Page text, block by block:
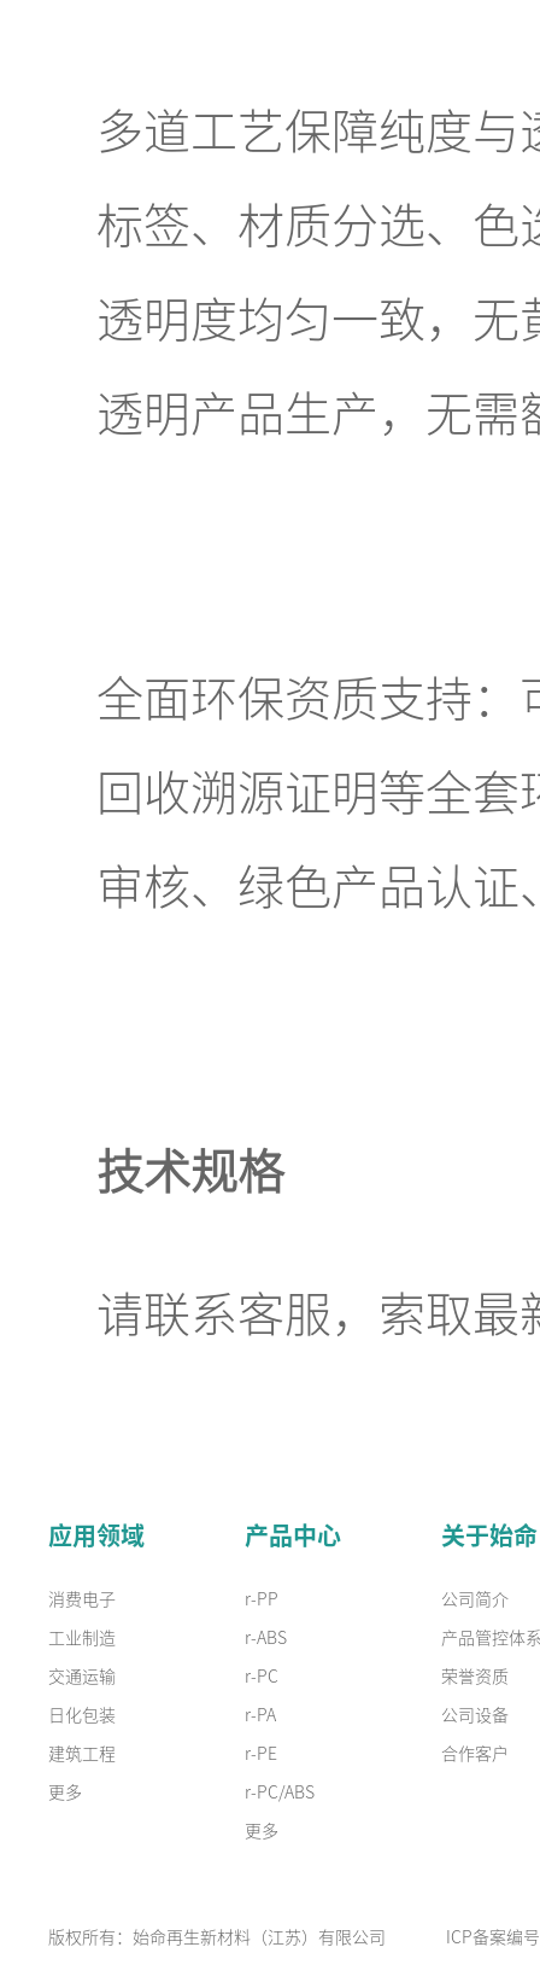
多道工艺保障纯度
标签、材质分选、
透明度均匀一致，
透明产品生产，无需
全面环保资质支持：
回收溯源证明等全
审核、绿色产品认
技术规格
请联系客服，索取最
应用领域
消费电子
工业制造
交通运输
日化包装
建筑工程
更多
产品中心
r-PP
r-ABS
r-PC
r-PA
r-PE
r-PC/ABS
更多
关于始命
公司简介
产品管控体
荣誉资质
公司设备
合作客户
版权所有：始命再生新材料（江苏）有限公司 ICP备案编